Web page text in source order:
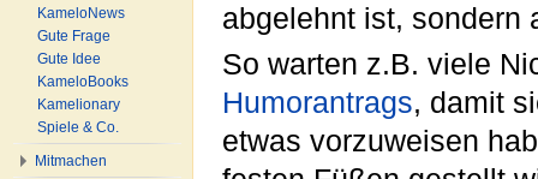
abgelehnt ist, sondern
So warten z.B. viele
Humorantrags, damit
etwas vorzuweisen
KameloNews
Gute Frage
Gute Idee
KameloBooks
Kamelionary
Spiele & Co.
Mitmachen